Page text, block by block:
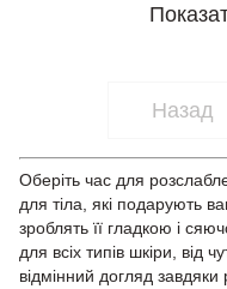
Назад
Оберіть час для
для тіла, які подарують
зроблять її гладкою і
для всіх типів шкіри, від
відмінний догляд